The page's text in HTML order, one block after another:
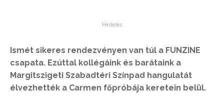
Ismét sikeres rendezvényen van túl a FUNZINE
csapata. Ezúttal kollégáink és barátaink a
Margitszigeti Szabadtéri Színpad hangulatát
élvezhették a Carmen főpróbája keretein belül.